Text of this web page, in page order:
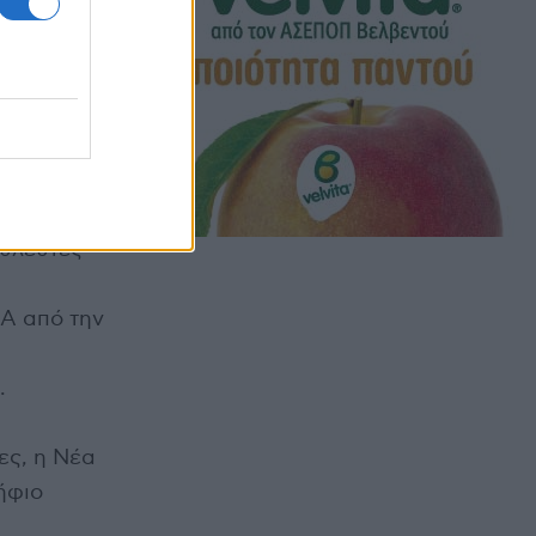
Αιγαίο
κ.
από την
η Νέα